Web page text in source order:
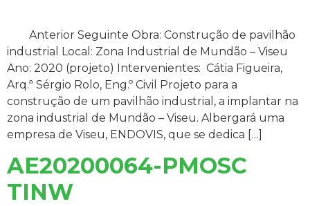
Anterior Seguinte Obra: Construção de pavilhão
industrial Local: Zona Industrial de Mundão – Viseu
Ano: 2020 (projeto) Intervenientes: Cátia Figueira,
Arq.ª Sérgio Rolo, Eng.º Civil Projeto para a
construção de um pavilhão industrial, a implantar na
zona industrial de Mundão – Viseu. Albergará uma
empresa de Viseu, ENDOVIS, que se dedica […]
AE20200064-PMOSC
TINW